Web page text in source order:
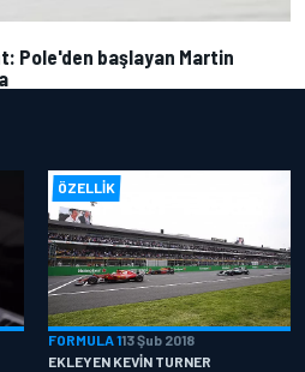
Pole'den başlayan Martin
ÖZELLIK
FORMULA 113 Şub 2018
EKLEYEN KEVIN TURNER